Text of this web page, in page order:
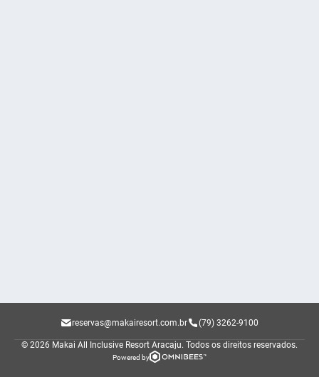
reservas@makairesort.com.br (79) 3262-9100
© 2026 Makai All Inclusive Resort Aracaju. Todos os direitos reservados.
Powered by